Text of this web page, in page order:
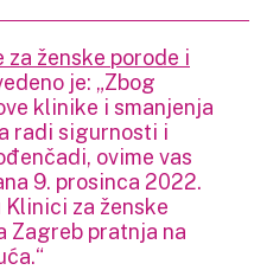
za ženske porode i
je: „Zbog
klinike i smanjenja
radi sigurnosti i
ovime vas
9. prosinca 2022.
za ženske
Zagreb pratnja na